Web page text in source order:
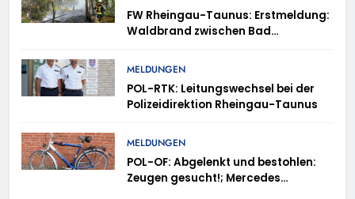
FW Rheingau-Taunus: Erstmeldung:
Waldbrand zwischen Bad
Taunusstein-Seitzenhahn – rund 150
Einsatzkräfte im Einsatz
MELDUNGEN
POL-RTK: Leitungswechsel bei der
Polizeidirektion Rheingau-Taunus
MELDUNGEN
POL-OF: Abgelenkt und bestohlen:
Zeugen gesucht!; Mercedes